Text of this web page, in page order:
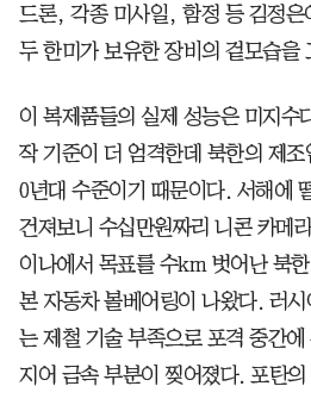
드론, 각종 미사일, 함정 등 김정은
두 한미가 보유한 장비의 겉모습을
이 복제품들의 실제 성능은 미지수
작 기준이 더 엄격한데 북한의 제
0년대 수준이기 때문이다. 서해에
건져보니 수십만원짜리 니콘 카메
이나에서 목표를 수km 벗어난 북
본 자동차 볼베어링이 나왔다. 러
는 제철 기술 부족으로 포격 중간
지어 금속 부분이 찢어졌다. 포탄